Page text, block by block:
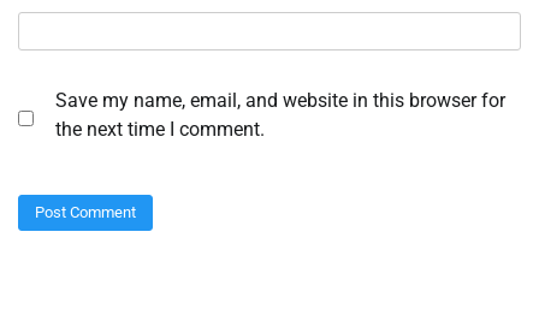
Save my name, email, and website in this browser for
the next time I comment.